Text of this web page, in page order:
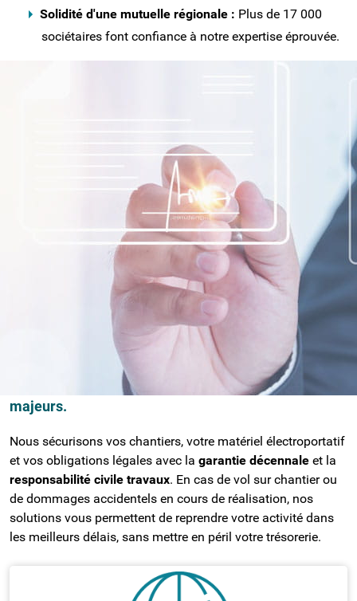
Solidité d'une mutuelle régionale : Plus de 17 000
sociétaires font confiance à notre expertise éprouvée.
Chaque profession génère une cartographie
des risques qui lui est propre.
CMMA Assurancea développé une
approche sectorielle, garantissant que les
spécificités de votre métier soient toujours prises en
compte dans l'élaboration de votre contrat
ASSURANCE POUR LES ARTISANS ET
PROFESSIONNELS DU BTP
Les métiers du bâtiment et de l'artisanat sont
exposés à des risques physiques et techniques
majeurs.
Nous sécurisons vos chantiers, votre matériel électroportatif
et vos obligations légales avec la garantie décennale et la
responsabilité civile travaux. En cas de vol sur chantier ou
de dommages accidentels en cours de réalisation, nos
solutions vous permettent de reprendre votre activité dans
les meilleurs délais, sans mettre en péril votre trésorerie.